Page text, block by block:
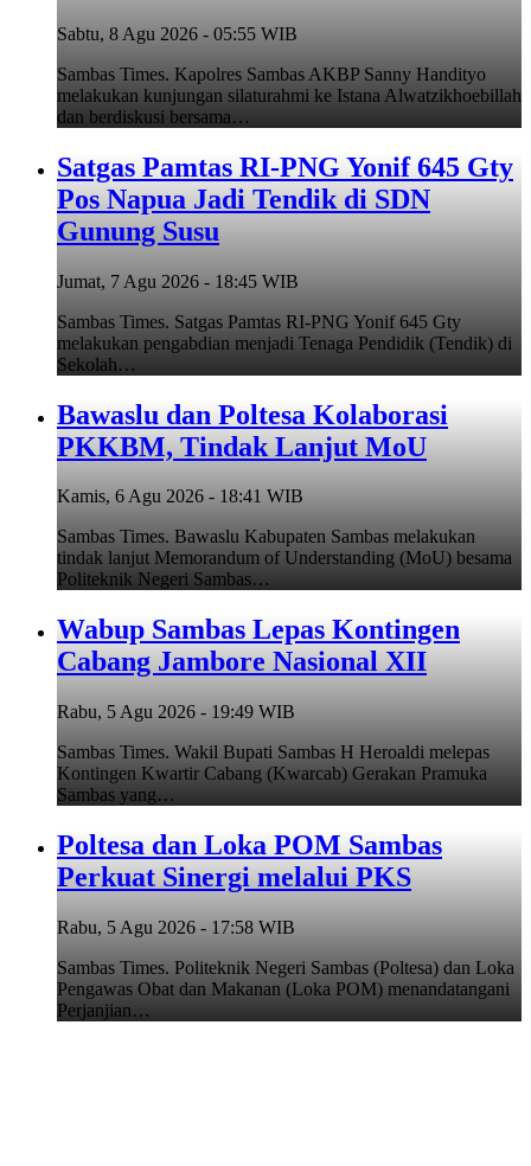
Sabtu, 8 Agu 2026 - 05:55 WIB
Sambas Times. Kapolres Sambas AKBP Sanny Handityo
melakukan kunjungan silaturahmi ke Istana Alwatzikhoebillah
dan berdiskusi bersama…
Satgas Pamtas RI-PNG Yonif 645 Gty
Pos Napua Jadi Tendik di SDN
Gunung Susu
Jumat, 7 Agu 2026 - 18:45 WIB
Sambas Times. Satgas Pamtas RI-PNG Yonif 645 Gty
melakukan pengabdian menjadi Tenaga Pendidik (Tendik) di
Sekolah…
Bawaslu dan Poltesa Kolaborasi
PKKBM, Tindak Lanjut MoU
Kamis, 6 Agu 2026 - 18:41 WIB
Sambas Times. Bawaslu Kabupaten Sambas melakukan
tindak lanjut Memorandum of Understanding (MoU) besama
Politeknik Negeri Sambas…
Wabup Sambas Lepas Kontingen
Cabang Jambore Nasional XII
Rabu, 5 Agu 2026 - 19:49 WIB
Sambas Times. Wakil Bupati Sambas H Heroaldi melepas
Kontingen Kwartir Cabang (Kwarcab) Gerakan Pramuka
Sambas yang…
Poltesa dan Loka POM Sambas
Perkuat Sinergi melalui PKS
Rabu, 5 Agu 2026 - 17:58 WIB
Sambas Times. Politeknik Negeri Sambas (Poltesa) dan Loka
Pengawas Obat dan Makanan (Loka POM) menandatangani
Perjanjian…